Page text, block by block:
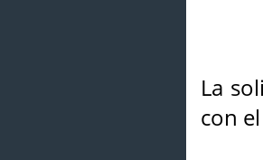
La
con